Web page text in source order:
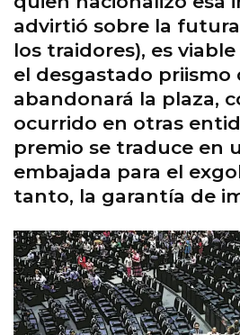
advirtió sobre la
los traidores), es
el desgastado priismo
abandonará la plaza,
ocurrido en otras
premio se traduce en
embajada para el
tanto, la garantía de